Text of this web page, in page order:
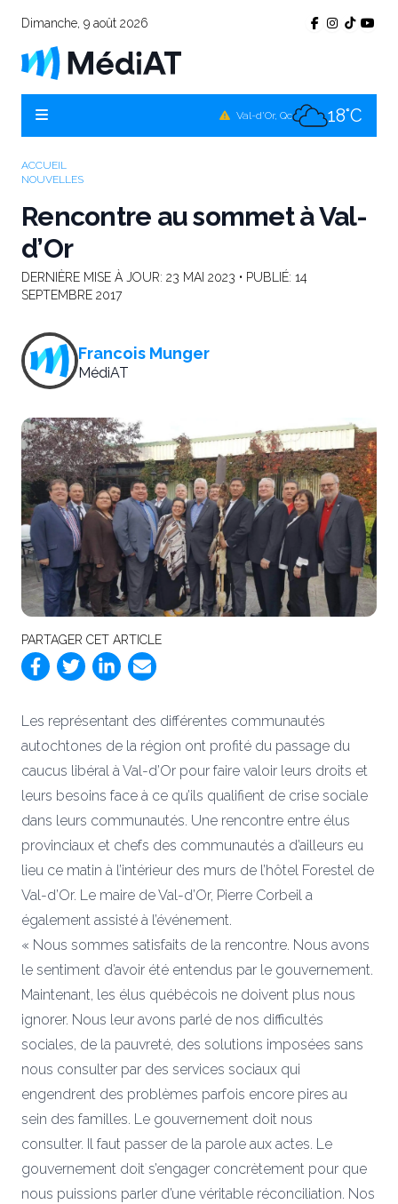
Dimanche, 9 août 2026
Val-d'Or, Qc 18°C
ACCUEIL
NOUVELLES
Rencontre au sommet à Val-
d’Or
DERNIÈRE MISE À JOUR: 23 MAI 2023 • PUBLIÉ: 14
SEPTEMBRE 2017
Francois Munger
MédiAT
PARTAGER CET ARTICLE
Les représentant des différentes communautés
autochtones de la région ont profité du passage du
caucus libéral à Val-d’Or pour faire valoir leurs droits et
leurs besoins face à ce qu’ils qualifient de crise sociale
dans leurs communautés. Une rencontre entre élus
provinciaux et chefs des communautés a d’ailleurs eu
lieu ce matin à l’intérieur des murs de l’hôtel Forestel de
Val-d’Or. Le maire de Val-d’Or, Pierre Corbeil a
également assisté à l’événement.
« Nous sommes satisfaits de la rencontre. Nous avons
le sentiment d’avoir été entendus par le gouvernement.
Maintenant, les élus québécois ne doivent plus nous
ignorer. Nous leur avons parlé de nos difficultés
sociales, de la pauvreté, des solutions imposées sans
nous consulter par des services sociaux qui
engendrent des problèmes parfois encore pires au
sein des familles. Le gouvernement doit nous
consulter. Il faut passer de la parole aux actes. Le
gouvernement doit s’engager concrètement pour que
nous puissions parler d’une véritable réconciliation. Nos